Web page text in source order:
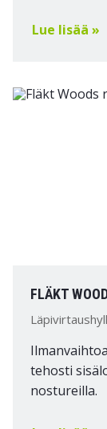
Lue lisää »
FLÄKT
tehosti
nostureilla.